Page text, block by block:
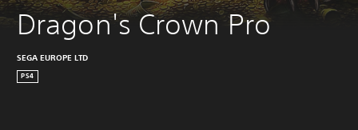
Dragon's Crown Pro
SEGA EUROPE LTD
PS4